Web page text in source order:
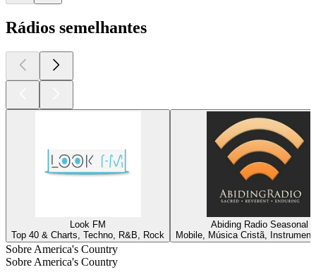
Rádios semelhantes
Look FM
Top 40 & Charts, Techno, R&B, Rock
Abiding Radio Seasonal
Mobile, Música Cristã,
Sobre America's Country
Sobre America's Country